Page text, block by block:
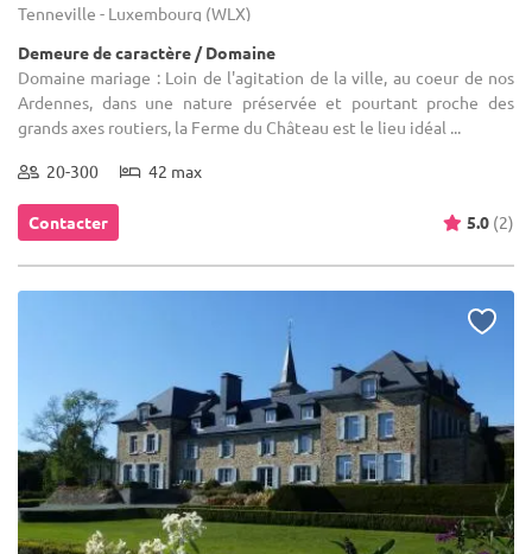
Tenneville - Luxembourg (WLX)
Demeure de caractère / Domaine
Domaine mariage : Loin de l'agitation de la ville, au coeur de nos
Ardennes, dans une nature préservée et pourtant proche des
grands axes routiers, la Ferme du Château est le lieu idéal ...
20-300 42 max
Contacter 5.0 (2)